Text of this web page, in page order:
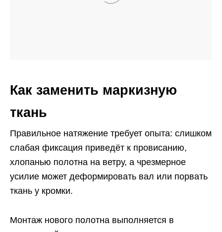
Как заменить маркизную
ткань
Правильное натяжение требует опыта: слишком
слабая фиксация приведёт к провисанию,
хлопанью полотна на ветру, а чрезмерное
усилие может деформировать вал или порвать
ткань у кромки.
Монтаж нового полотна выполняется в